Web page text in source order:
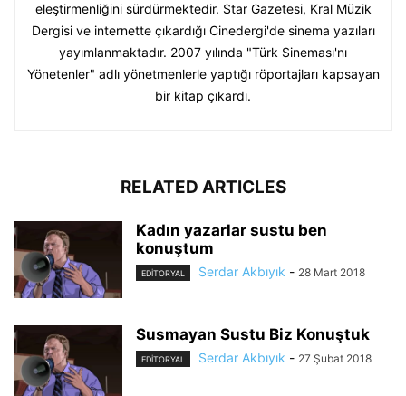
eleştirmenliğini sürdürmektedir. Star Gazetesi, Kral Müzik
Dergisi ve internette çıkardığı Cinedergi'de sinema yazıları
yayımlanmaktadır. 2007 yılında "Türk Sineması'nı
Yönetenler" adlı yönetmenlerle yaptığı röportajları kapsayan
bir kitap çıkardı.
RELATED ARTICLES
Kadın yazarlar sustu ben
konuştum
EDİTORYAL Serdar Akbıyık - 28 Mart 2018
Susmayan Sustu Biz Konuştuk
EDİTORYAL Serdar Akbıyık - 27 Şubat 2018